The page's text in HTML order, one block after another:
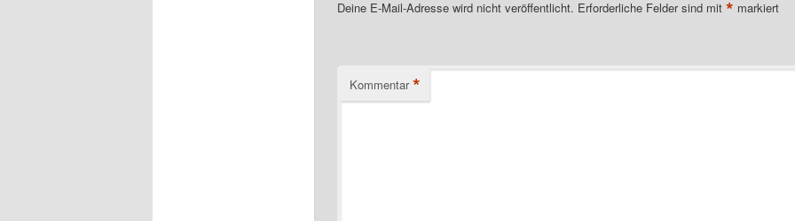
Deine E-Mail-Adresse wird nicht veröffentlicht. Erforderliche Felder sind mit * markiert
Kommentar *